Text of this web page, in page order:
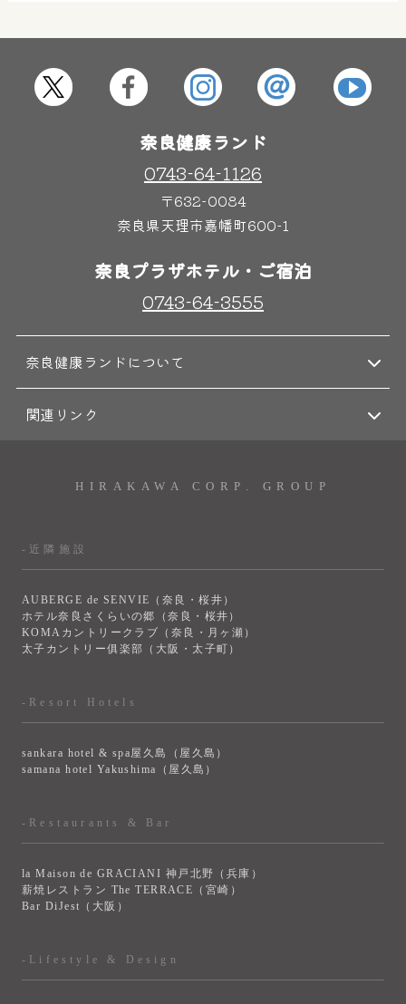
はしゃきっズ
奈良健康ランド
0743-64-1126
〒632-0084
奈良県天理市嘉幡町600-1
奈良プラザホテル・ご宿泊
0743-64-3555
奈良健康ランドについて
関連リンク
HIRAKAWA CORP. GROUP
-近隣施設
AUBERGE de SENVIE（奈良・桜井）
ホテル奈良さくらいの郷（奈良・桜井）
KOMAカントリークラブ（奈良・月ヶ瀬）
太子カントリー俱楽部（大阪・太子町）
-Resort Hotels
sankara hotel & spa屋久島（屋久島）
samana hotel Yakushima（屋久島）
-Restaurants & Bar
la Maison de GRACIANI 神戸北野（兵庫）
薪焼レストラン The TERRACE（宮崎）
Bar DiJest（大阪）
-Lifestyle & Design